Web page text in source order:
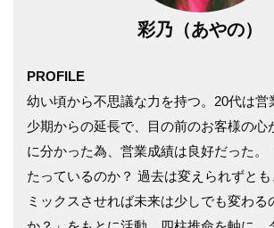
彩乃（あやの）
PROFILE
幼い頃から不思議な力を持つ。20代は営
少期からの延長で、目の前のお客様の心
に分かった為、営業成績は良好だった。
たっているのか？ 過去は変えられずと
ミックスさせれば未来は少しでも変わる